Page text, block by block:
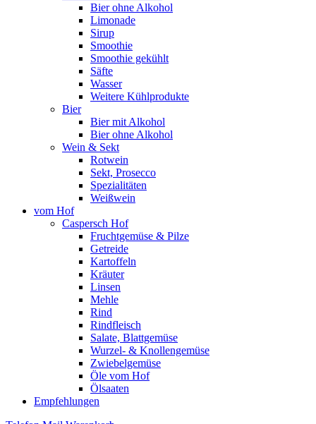
Bier ohne Alkohol
Limonade
Sirup
Smoothie
Smoothie gekühlt
Säfte
Wasser
Weitere Kühlprodukte
Bier
Bier mit Alkohol
Bier ohne Alkohol
Wein & Sekt
Rotwein
Sekt, Prosecco
Spezialitäten
Weißwein
vom Hof
Caspersch Hof
Fruchtgemüse & Pilze
Getreide
Kartoffeln
Kräuter
Linsen
Mehle
Rind
Rindfleisch
Salate, Blattgemüse
Wurzel- & Knollengemüse
Zwiebelgemüse
Öle vom Hof
Ölsaaten
Empfehlungen